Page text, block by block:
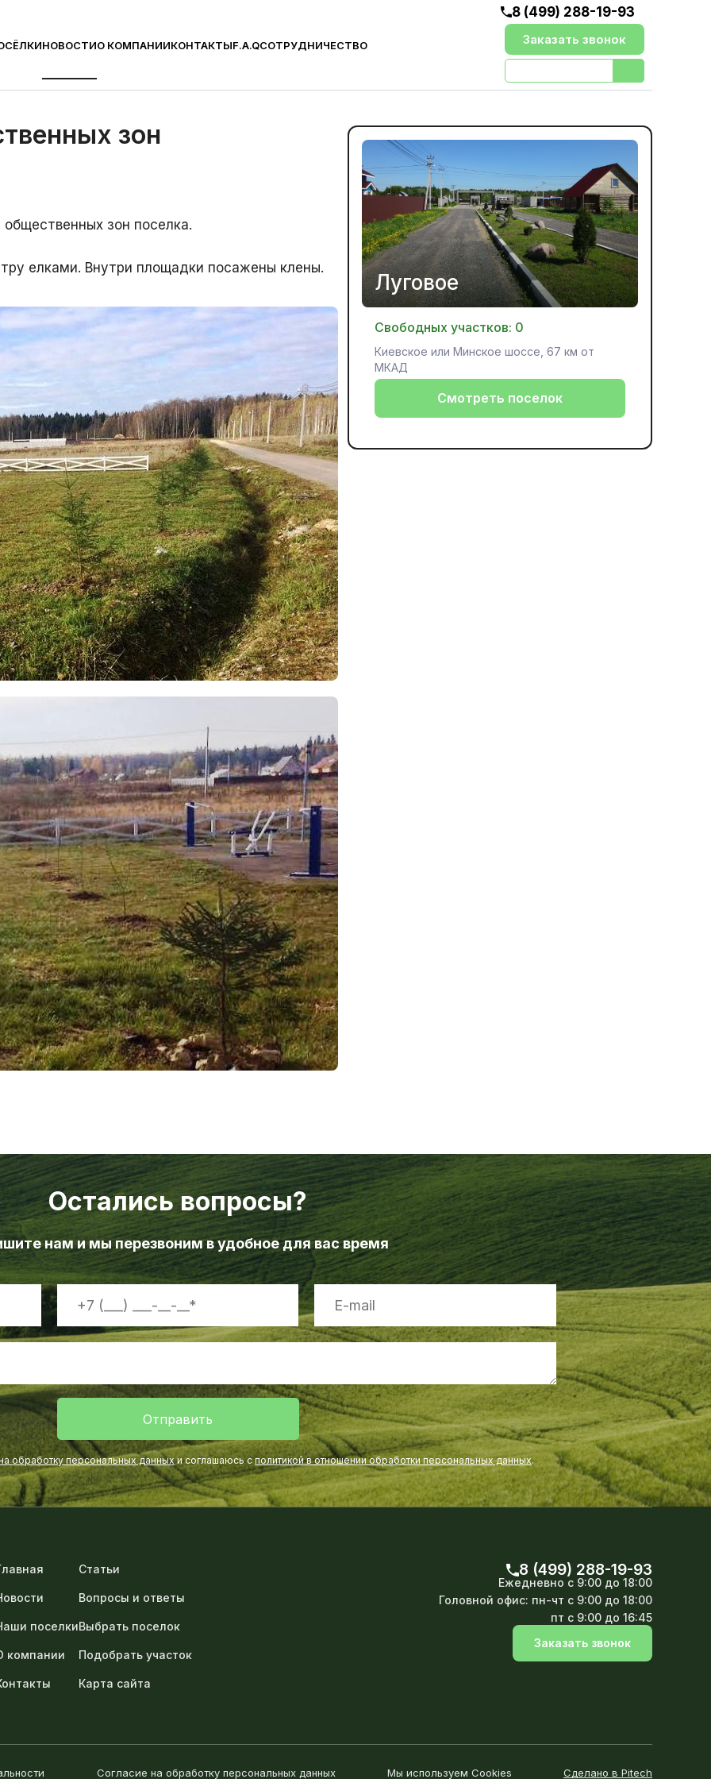
НОВОСТИО КОМПАНИИКОНТАКТЫF.A.QСОТРУДНИЧЕСТВО
8 (499) 288-19-93
Заказать звонок
зон
зон
зон поселка.
елками. Внутри площадки посажены клены.
Луговое
Свободных участков: 0
Киевское или Минское шоссе, 67 км от
МКАД
Смотреть поселок
Остались вопросы?
нам и мы перезвоним в удобное для вас время
Отправить
обработку персональных данныхи соглашаюсь сполитикой в отношении обработки персональных данных.
поселки
компании
Статьи
Вопросы и ответы
Выбрать поселок
Подобрать участок
Карта сайта
8 (499) 288-19-93
Ежедневно с 9:00 до 18:00
Головной офис: пн-чт с 9:00 до 18:00
пт с 9:00 до 16:45
Заказать звонок
Согласие на обработку персональных данных Мы используем Cookies Сделано в Pitech